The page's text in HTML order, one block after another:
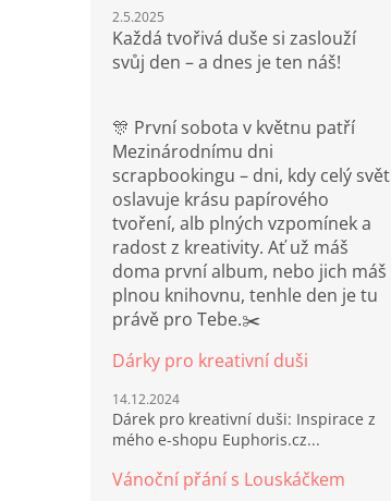
2.5.2025
Každá tvořivá duše si zaslouží
svůj den – a dnes je ten náš!
🎊 První sobota v květnu patří
Mezinárodnímu dni
scrapbookingu – dni, kdy celý svět
oslavuje krásu papírového
tvoření, alb plných vzpomínek a
radost z kreativity. Ať už máš
doma první album, nebo jich máš
plnou knihovnu, tenhle den je tu
právě pro Tebe.✂️
Dárky pro kreativní duši
14.12.2024
Dárek pro kreativní duši: Inspirace z
mého e-shopu Euphoris.cz...
Vánoční přání s Louskáčkem